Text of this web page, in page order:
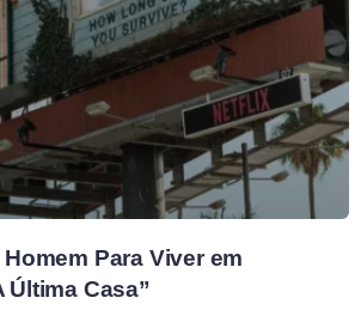
Para Viver em
Última Casa”